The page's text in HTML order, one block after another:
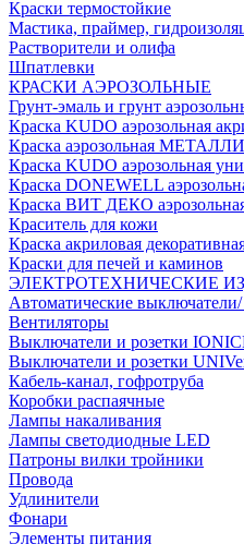
Краски термостойкие
Мастика, праймер,
Растворители и олифа
Шпатлевки
КРАСКИ АЭРОЗОЛЬНЫЕ
Грунт-эмаль и грунт
Краска KUDO аэрозольная
Краска аэрозольная
Краска KUDO аэрозольная
Краска DONEWELL
Краска ВИТ ДЕКО
Краситель для кожи
Краска акриловая
Краски для печей и каминов
ЭЛЕКТРОТЕХНИЧЕСКИЕ
Автоматические
Вентиляторы
Выключатели и розетки
Выключатели и розетки
Кабель-канал, гофротруба
Коробки распаячные
Лампы накаливания
Лампы светодиодные LED
Патроны вилки тройники
Провода
Удлинители
Фонари
Элементы питания